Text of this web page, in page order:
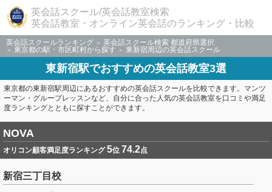
英会話スクール/英会話教室検索
英会話教室・オンライン英会話のランキング・比較
英会話スクールランキング
英会話スクール検索 都道府県選択
東京都の駅・市区町村から探す
東新宿周辺の英会話スクール
東新宿駅でおすすめの英会話教室3選
東京都の東新宿駅周辺にあるおすすめの英会話スクールを比較できます。マンツ
ーマン・グループレッスンなど、自分に合った人気の英会話教室を口コミや満足
度ランキングとともに探すことができます。
NOVA
オリコン顧客満足度ランキング5位 74.2点
新宿三丁目校